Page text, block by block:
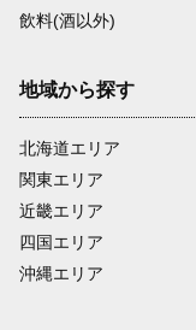
飲料(酒以外)
地域から探す
北海道エリア
関東エリア
近畿エリア
四国エリア
沖縄エリア